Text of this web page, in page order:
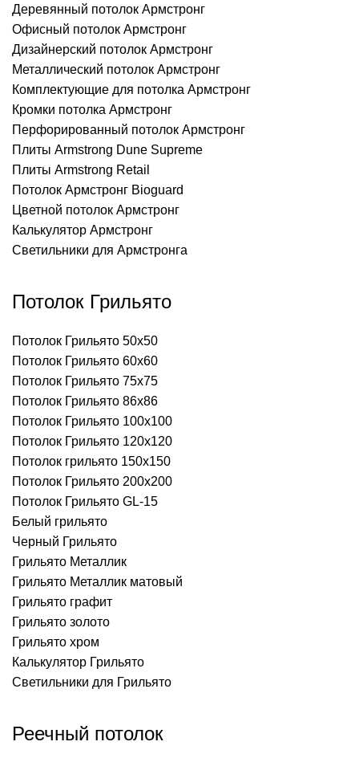
Деревянный потолок Армстронг
Офисный потолок Армстронг
Дизайнерский потолок Армстронг
Металлический потолок Армстронг
Комплектующие для потолка Армстронг
Кромки потолка Армстронг
Перфорированный потолок Армстронг
Плиты Armstrong Dune Supreme
Плиты Armstrong Retail
Потолок Армстронг Bioguard
Цветной потолок Армстронг
Калькулятор Армстронг
Светильники для Армстронга
Потолок Грильято
Потолок Грильято 50х50
Потолок Грильято 60х60
Потолок Грильято 75х75
Потолок Грильято 86х86
Потолок Грильято 100х100
Потолок Грильято 120х120
Потолок грильято 150х150
Потолок Грильято 200х200
Потолок Грильято GL-15
Белый грильято
Черный Грильято
Грильято Металлик
Грильято Металлик матовый
Грильято графит
Грильято золото
Грильято хром
Калькулятор Грильято
Светильники для Грильято
Реечный потолок